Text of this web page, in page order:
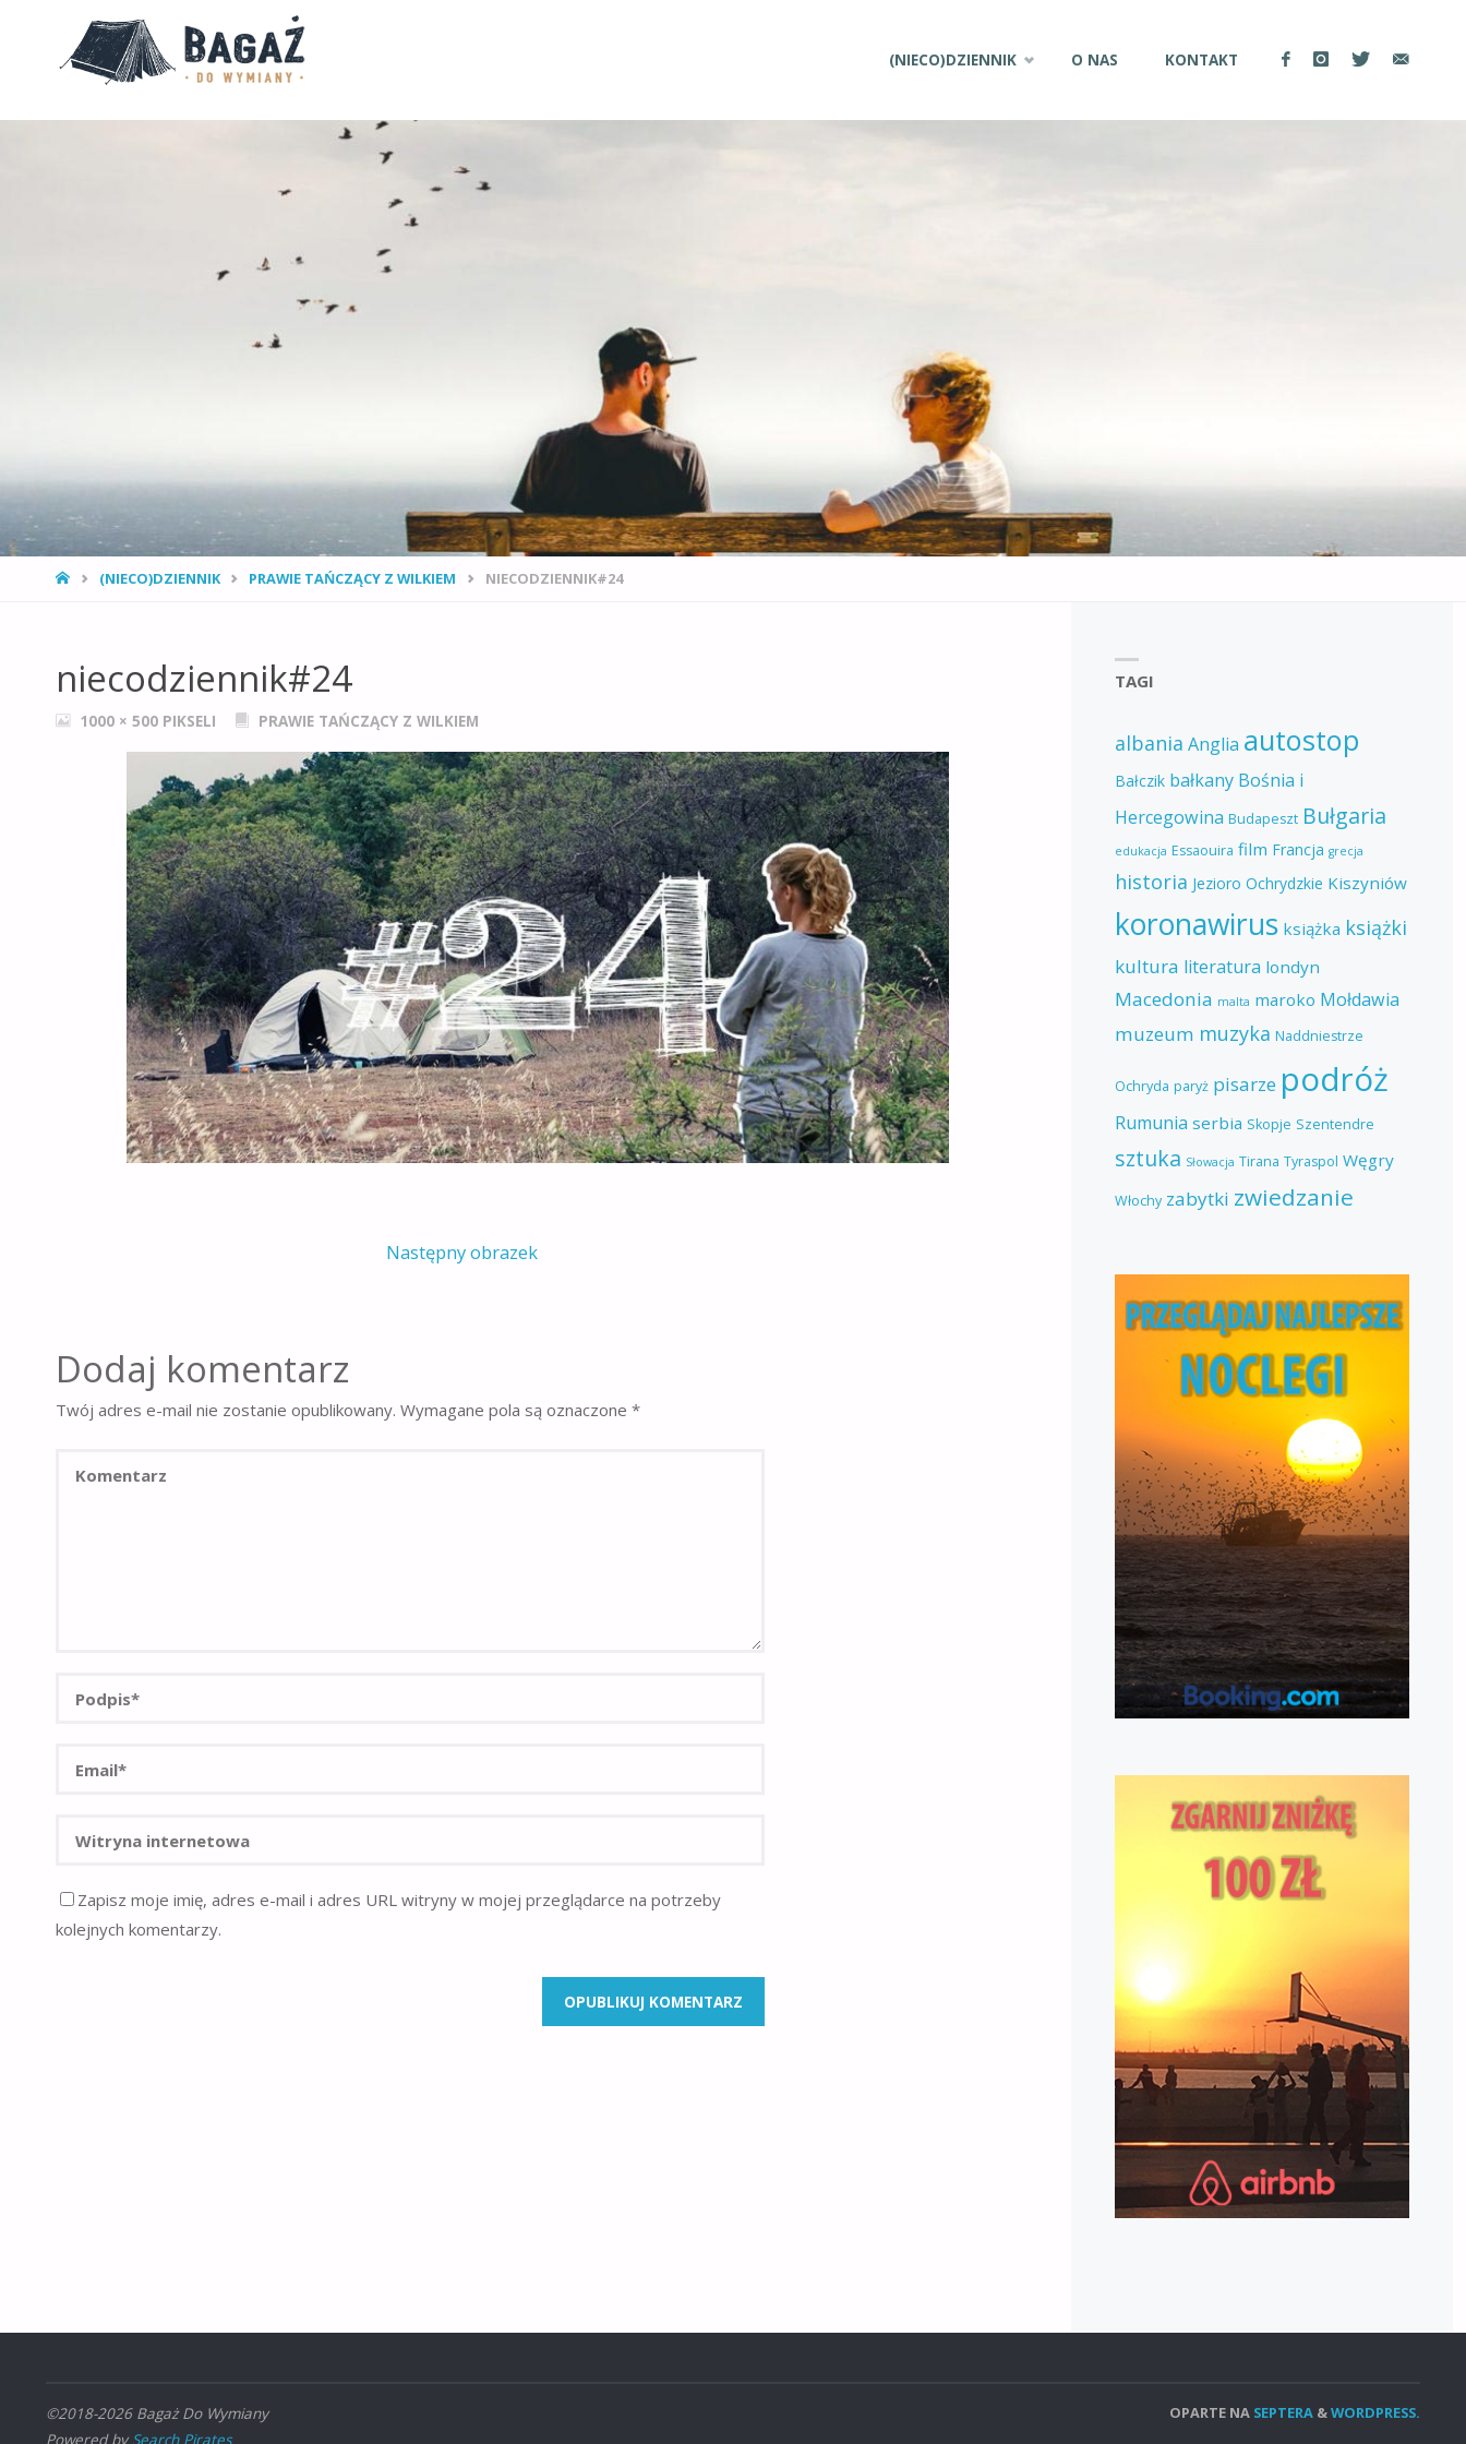
(NIECO)DZIENNIK O NAS KONTAKT
STRONA
(NIECO)DZIENNIK PRAWIE TAŃCZĄCY Z WILKIEM NIECODZIENNIK#24
niecodziennik#24
PEŁNY1000 × 500 PIKSELI PRAWIE TAŃCZĄCY Z WILKIEM
Następny obrazek
Dodaj komentarz
Twój adres e-mail nie zostanie opublikowany. Wymagane pola są oznaczone*
Zapisz moje imię, adres e-mail i adres URL witryny w mojej przeglądarce na potrzeby
kolejnych komentarzy.
TAGI
albania Anglia autostop
Bałczik bałkany Bośnia i
Hercegowina Budapeszt Bułgaria
edukacja Essaouira film Francja grecja
historia Jezioro Ochrydzkie Kiszyniów
koronawirus książka książki
kultura literatura londyn
Macedonia malta maroko Mołdawia
muzeum muzyka Naddniestrze
Ochryda paryż pisarze podróż
Rumunia serbia Skopje Szentendre
sztuka Słowacja Tirana Tyraspol Węgry
Włochy zabytki zwiedzanie
©2018-2026 Bagaż Do Wymiany
Powered by Search Pirates
OPARTE NA SEPTERA &WORDPRESS.